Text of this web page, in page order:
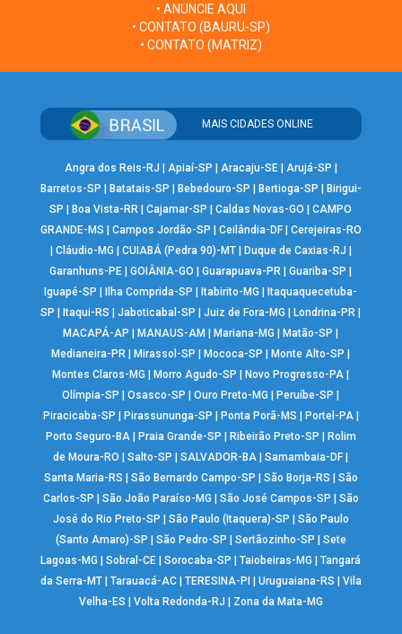
• ANUNCIE AQUI
• CONTATO (BAURU-SP)
• CONTATO (MATRIZ)
MAIS CIDADES ONLINE
Angra dos Reis-RJ | Apiaí-SP | Aracaju-SE| Arujá-SP |
Barretos-SP | Batatais-SP | Bebedouro-SP | Bertioga-SP | Birigui-
SP |Boa Vista-RR |Cajamar-SP |Caldas Novas-GO |CAMPO
GRANDE-MS | Campos Jordão-SP | Ceilândia-DF| Cerejeiras-RO
| Cláudio-MG | CUIABÁ (Pedra 90)-MT| Duque de Caxias-RJ |
Garanhuns-PE |GOIÂNIA-GO |Guarapuava-PR |Guariba-SP |
Iguapé-SP |Ilha Comprida-SP |Itabirito-MG |Itaquaquecetuba-
SP |Itaqui-RS |Jaboticabal-SP |Juiz de Fora-MG |Londrina-PR |
MACAPÁ-AP |MANAUS-AM |Mariana-MG |Matão-SP |
Medianeira-PR |Mirassol-SP |Mococa-SP |Monte Alto-SP |
Montes Claros-MG |Morro Agudo-SP |Novo Progresso-PA |
Olímpia-SP |Osasco-SP |Ouro Preto-MG |Peruíbe-SP |
Piracicaba-SP | Pirassununga-SP | Ponta Porã-MS | Portel-PA|
Porto Seguro-BA| Praia Grande-SP | Ribeirão Preto-SP | Rolim
de Moura-RO |Salto-SP |SALVADOR-BA |Samambaia-DF |
Santa Maria-RS | São Bernardo Campo-SP | São Borja-RS | São
Carlos-SP | São João Paraíso-MG | São José Campos-SP | São
José do Rio Preto-SP | São Paulo (Itaquera)-SP | São Paulo
(Santo Amaro)-SP | São Pedro-SP | Sertãozinho-SP | Sete
Lagoas-MG |Sobral-CE |Sorocaba-SP |Taiobeiras-MG |Tangará
da Serra-MT| Tarauacá-AC| TERESINA-PI | Uruguaiana-RS | Vila
Velha-ES | Volta Redonda-RJ | Zona da Mata-MG